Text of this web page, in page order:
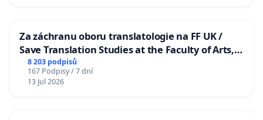
Za záchranu oboru translatologie na FF UK /
Save Translation Studies at the Faculty of Arts,
Charles University
8 203 podpisů
167 Podpisy / 7 dní
13 Jul 2026